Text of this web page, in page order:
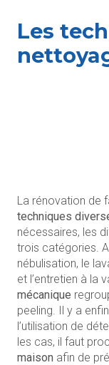
Les
La rénovation de
techniques
nécessaires, les
trois catégories.
nébulisation, le
et l’entretien à la
mécanique
peeling. Il y a enfin
l’utilisation de
les cas, il faut
maison afin de